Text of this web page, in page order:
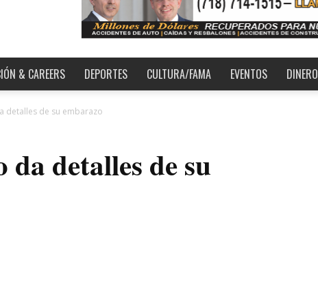
& CAREERS DEPORTES CULTURA/FAMA EVENTOS DINERO
detalles de su embarazo
detalles de su